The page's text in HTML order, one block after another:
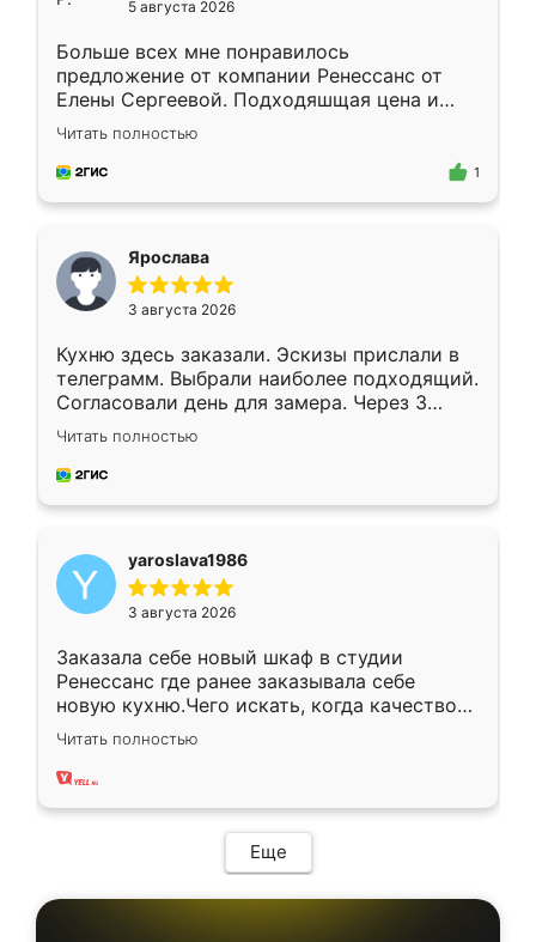
5 августа 2026
Больше всех мне понравилось
предложение от компании Ренессанс от
Елены Сергеевой. Подходяшщая цена и
короткие сроки изготовления. Приехавший
для замера сотрудник Владислав
предложил по моему эскизу самый
Читать полностью
1
Ярослава
3 августа 2026
Кухню здесь заказали. Эскизы прислали в
телеграмм. Выбрали наиболее подходящий.
Согласовали день для замера. Через 3
недели кухня была уже готова. Остались
довольны работой. Спасибо Ренессанс
мебель за качественную работу!
Читать полностью
yaroslava1986
3 августа 2026
Заказала себе новый шкаф в студии
Ренессанс где ранее заказывала себе
новую кухню.Чего искать, когда качеством
вполне довольна. Служит кухня уже почти
два года, нареканий нет.
Читать полностью
Еще